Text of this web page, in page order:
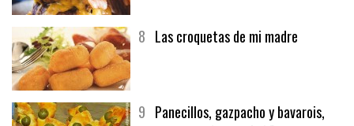
8 Las croquetas de mi madre
9 Panecillos, gazpacho y bavarois,